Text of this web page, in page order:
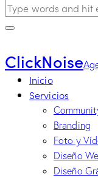
ClickNoise
Inicio
Servicios
Branding
Foto y
Diseño
Diseño